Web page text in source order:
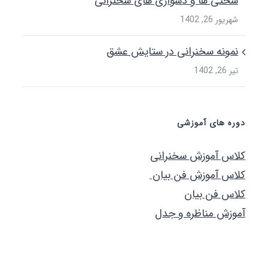
سخنرانی در ستایش عشق
های آموزشی
آموزش سخنرانی
آموزش فن بیان
فن بیان
مناظره و جدل